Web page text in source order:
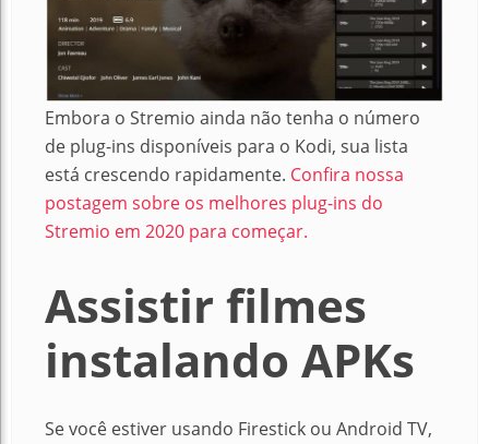
Embora o Stremio ainda não tenha o número
de plug-ins disponíveis para o Kodi, sua lista
está crescendo rapidamente. Confira nossa
postagem sobre os melhores plug-ins do
Stremio em 2020 para começar.
Assistir filmes
instalando APKs
Se você estiver usando Firestick ou Android TV,